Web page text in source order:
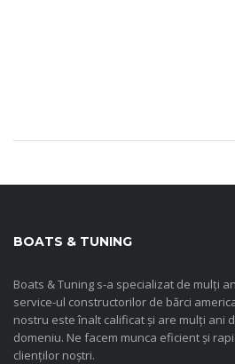
BOATS & TUNING
Boats & Tuning s-a specializat de mulți
service-ul constructorilor de bărci
nostru este înalt calificat și are mulți ani
domeniu. Ne facem munca eficient și
clienților noștri.